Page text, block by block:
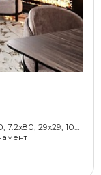
7.2x7.2, 40x80, 60x120, 60x60, 80x160, 80x80, 7.2x80, 29x29, 10x40, 33x120